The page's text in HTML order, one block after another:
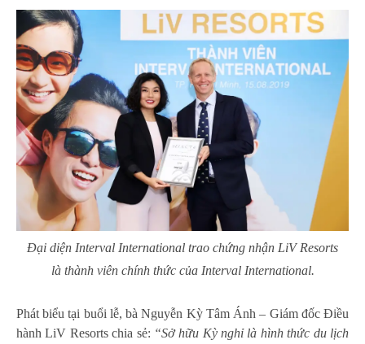
Đại diện Interval International trao chứng nhận LiV Resorts
là thành viên chính thức của Interval International.
Phát biểu tại buổi lễ, bà Nguyễn Kỳ Tâm Ánh – Giám đốc Điều
hành LiV Resorts chia sẻ: “Sở hữu Kỳ nghỉ là hình thức du lịch